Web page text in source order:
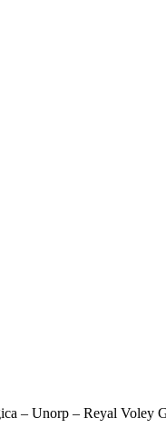
– Unorp – Reyal Voley